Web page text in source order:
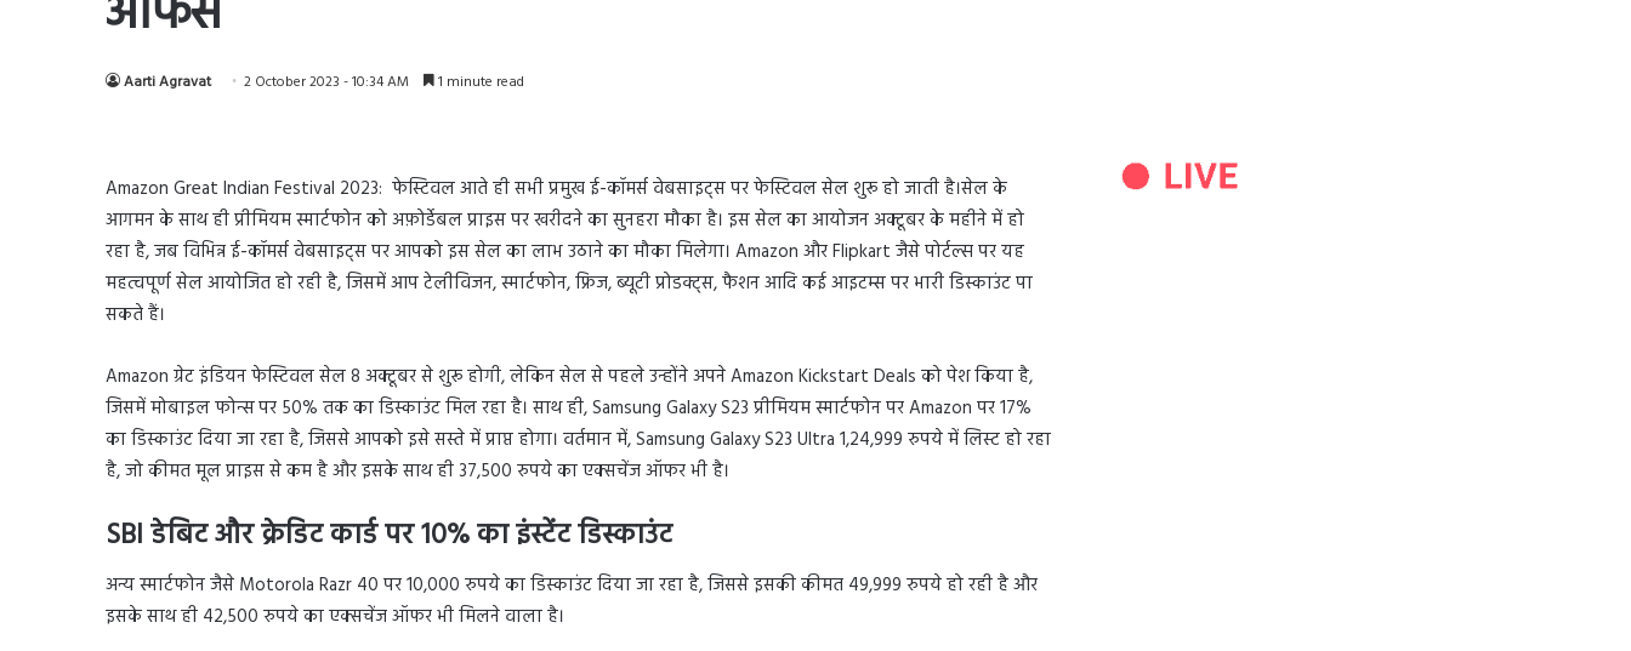
Aarti Agravat 2 October 2023 - 10:34 AM 1 minute read
Amazon Great Indian Festival 2023: फेस्टिवल आते ही सभी प्रमुख ई-कॉमर्स वेबसाइट्स पर फेस्टिवल सेल शुरू हो जाती है।सेल के
आगमन के साथ ही प्रीमियम स्मार्टफोन को अफ़ोर्डेबल प्राइस पर खरीदने का सुनहरा मौका है। इस सेल का आयोजन अक्टूबर के महीने में हो
रहा है, जब विभिन्न ई-कॉमर्स वेबसाइट्स पर आपको इस सेल का लाभ उठाने का मौका मिलेगा। Amazon और Flipkart जैसे पोर्टल्स पर यह
महत्वपूर्ण सेल आयोजित हो रही है, जिसमें आप टेलीविजन, स्मार्टफोन, फ्रिज, ब्यूटी प्रोडक्ट्स, फैशन आदि कई आइटम्स पर भारी डिस्काउंट पा
सकते हैं।
Amazon ग्रेट इंडियन फेस्टिवल सेल 8 अक्टूबर से शुरू होगी, लेकिन सेल से पहले उन्होंने अपने Amazon Kickstart Deals को पेश किया है,
जिसमें मोबाइल फोन्स पर 50% तक का डिस्काउंट मिल रहा है। साथ ही, Samsung Galaxy S23 प्रीमियम स्मार्टफोन पर Amazon पर 17%
का डिस्काउंट दिया जा रहा है, जिससे आपको इसे सस्ते में प्राप्त होगा। वर्तमान में, Samsung Galaxy S23 Ultra 1,24,999 रुपये में लिस्ट हो रहा
है, जो कीमत मूल प्राइस से कम है और इसके साथ ही 37,500 रुपये का एक्सचेंज ऑफर भी है।
SBI डेबिट और क्रेडिट कार्ड पर 10% का इंस्टेंट डिस्काउंट
अन्य स्मार्टफोन जैसे Motorola Razr 40 पर 10,000 रुपये का डिस्काउंट दिया जा रहा है, जिससे इसकी कीमत 49,999 रुपये हो रही है और
इसके साथ ही 42,500 रुपये का एक्सचेंज ऑफर भी मिलने वाला है।